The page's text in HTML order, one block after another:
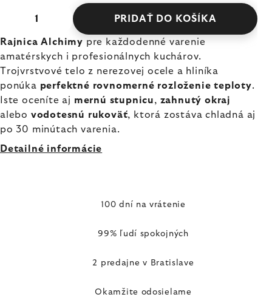
PRIDAŤ DO KOŠÍKA
Rajnica Alchimy pre každodenné varenie
amatérskych i profesionálnych kuchárov.
Trojvrstvové telo z nerezovej ocele a hliníka
ponúka perfektné rovnomerné rozloženie teploty.
Iste oceníte aj mernú stupnicu, zahnutý okraj
alebo vodotesnú rukoväť, ktorá zostáva chladná aj
po 30 minútach varenia.
Detailné informácie
100 dní na vrátenie
99% ľudí spokojných
2 predajne v Bratislave
Okamžite odosielame